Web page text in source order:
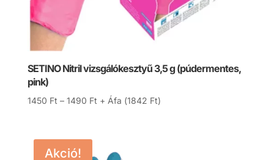
SETINO Nitril vizsgálókesztyű 3,5 g (púdermentes,
pink)
1450 Ft – 1490 FtÁrtartomány:
+ Áfa (1842 Ft)
Akció!